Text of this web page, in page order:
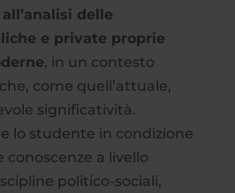
delle
e private proprie
, in un contesto
come quell’attuale,
significatività.
lo studente in condizione
a livello
politico-sociali,